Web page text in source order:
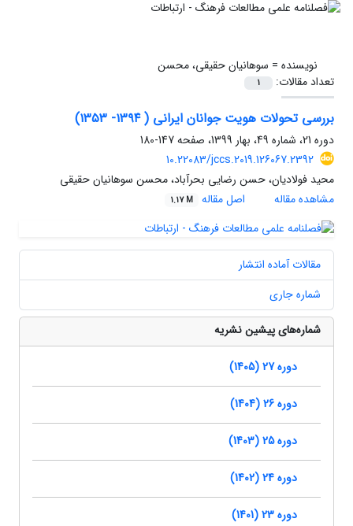
نویسنده = سوهانیان حقیقی، محسن
تعداد مقالات:
1
بررسی تحولات هویت جوانان ایرانی ( ۱۳۹۴- ۱۳۵۳)
دوره 21، شماره 49، بهار 1399، صفحه
147-180
10.22083/jccs.2019.126067.2392
محید فولادیان، حسن رضایی بحرآباد، محسن سوهانیان حقیقی
مشاهده مقاله
اصل مقاله 1.17 M
مقالات آماده انتشار
شماره جاری
شماره‌های پیشین نشریه
دوره 27 (1405)
دوره 26 (1404)
دوره 25 (1403)
دوره 24 (1402)
دوره 23 (1401)